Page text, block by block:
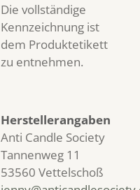
Die vollständige
Kennzeichnung ist
dem Produktetikett
zu entnehmen.
Herstellerangaben
Anti Candle Society
Tannenweg 11
53560 Vettelschoß